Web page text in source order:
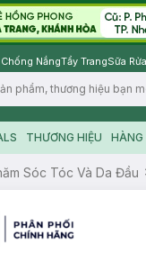
Chống NắngTẩy TrangSữa
THƯƠNG HIỆU HÀNG
Sóc Tóc Và Da Đầu